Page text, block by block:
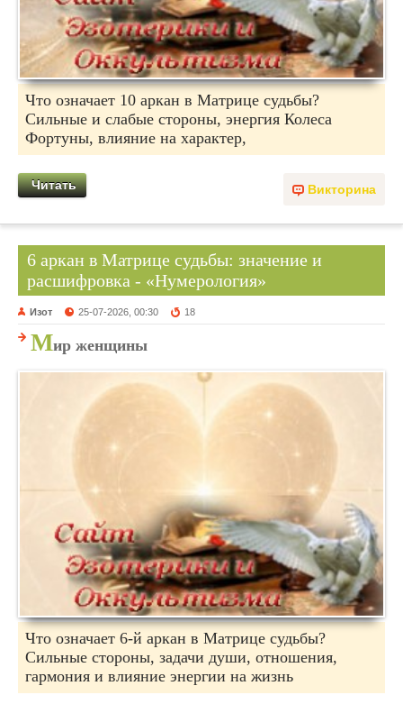
Что означает 10 аркан в Матрице судьбы?
Сильные и слабые стороны, энергия Колеса
Фортуны, влияние на характер,
Викторина
Читать
6 аркан в Матрице судьбы: значение и
расшифровка - «Нумерология»
Изот 25-07-2026, 00:30 18
Мир женщины
Что означает 6-й аркан в Матрице судьбы?
Сильные стороны, задачи души, отношения,
гармония и влияние энергии на жизнь